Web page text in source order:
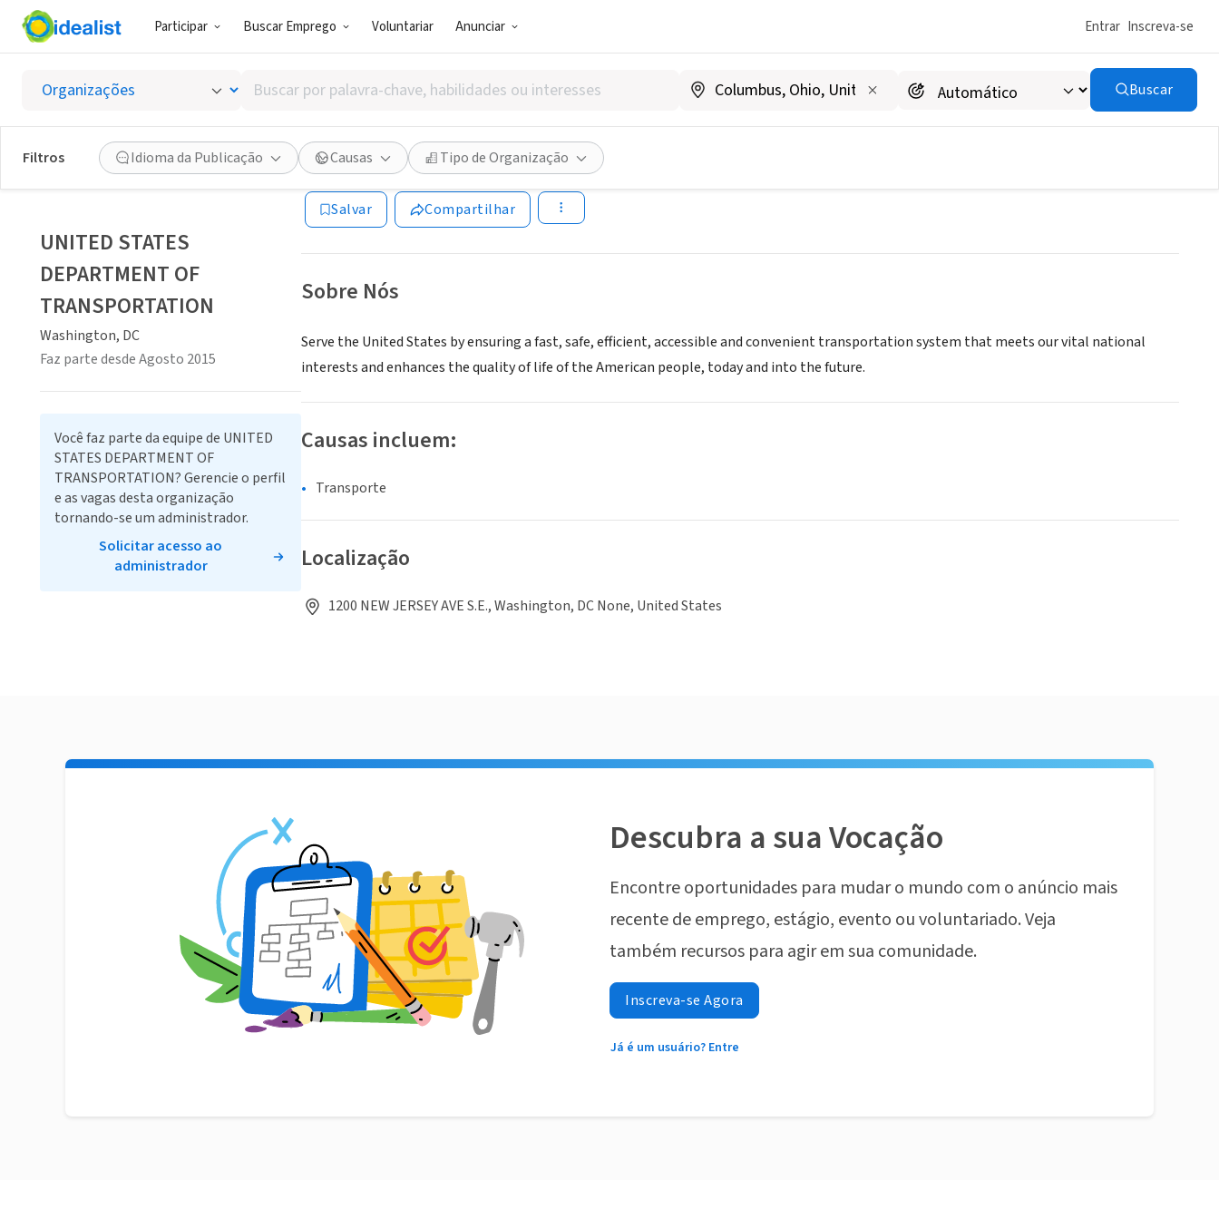
Participar Buscar Emprego Voluntariar Anunciar Entrar Inscreva-se
Buscar
por
palavra-
chave,
habilidades
ou
interesses
Buscar
Filtros Idioma da Publicação Causas Tipo de Organização
UNITED STATES DEPARTMENT OF TRANSPORTATION
Washington, DC dotnet.dot.gov/
Salvar Compartilhar
Sobre Nós
Serve the United States by ensuring a fast, safe, efficient, accessible and convenient transportation system that meets our vital national
interests and enhances the quality of life of the American people, today and into the future.
Causas incluem:
Transporte
Localização
1200 NEW JERSEY AVE S.E., Washington, DC None, United States
UNITED STATES
DEPARTMENT OF
TRANSPORTATION
Washington, DC
Faz parte desde Agosto 2015
Você faz parte da equipe de UNITED
STATES DEPARTMENT OF
TRANSPORTATION? Gerencie o perfil
e as vagas desta organização
tornando-se um administrador.
Solicitar acesso ao
administrador
Descubra a sua Vocação
Encontre oportunidades para mudar o mundo com o anúncio mais
recente de emprego, estágio, evento ou voluntariado. Veja
também recursos para agir em sua comunidade.
Inscreva-se Agora
Já é um usuário? Entre